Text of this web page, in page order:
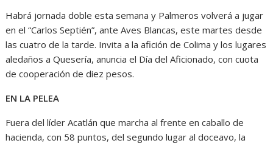
Habrá jornada doble esta semana y Palmeros volverá a jugar
en el “Carlos Septién”, ante Aves Blancas, este martes desde
las cuatro de la tarde. Invita a la afición de Colima y los lugares
aledaños a Quesería, anuncia el Día del Aficionado, con cuota
de cooperación de diez pesos.
EN LA PELEA
Fuera del líder Acatlán que marcha al frente en caballo de
hacienda, con 58 puntos, del segundo lugar al doceavo, la